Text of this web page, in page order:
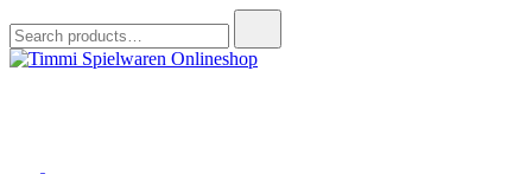
for: